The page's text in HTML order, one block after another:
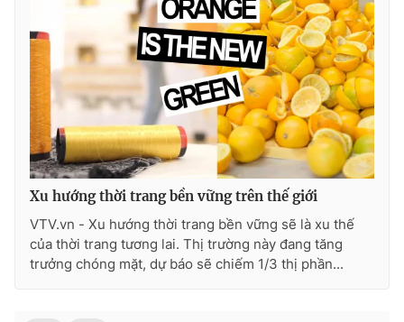
Ðiện thoại Thời báo VTV:024.66 897 897
Email:
toasoan@vtv.vn
Liên hệ quảng cáo:024-7300.7108
Xu hướng thời trang bền vững trên thế giới
VTV.vn - Xu hướng thời trang bền vững sẽ là xu thế
của thời trang tương lai. Thị trường này đang tăng
trưởng chóng mặt, dự báo sẽ chiếm 1/3 thị phần...